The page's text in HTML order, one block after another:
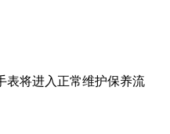
表将进入正常维护保养流